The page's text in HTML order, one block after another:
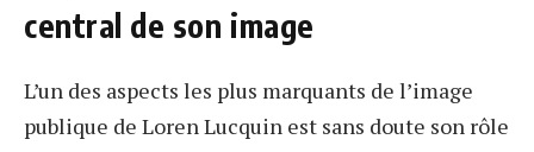
central de son image
L’un des aspects les plus marquants de l’image
publique de Loren Lucquin est sans doute son rôle